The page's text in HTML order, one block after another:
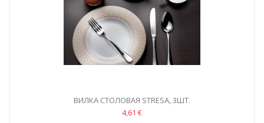
ВИЛКА СТОЛОВАЯ STRESA, 3ШТ.
4,61 €